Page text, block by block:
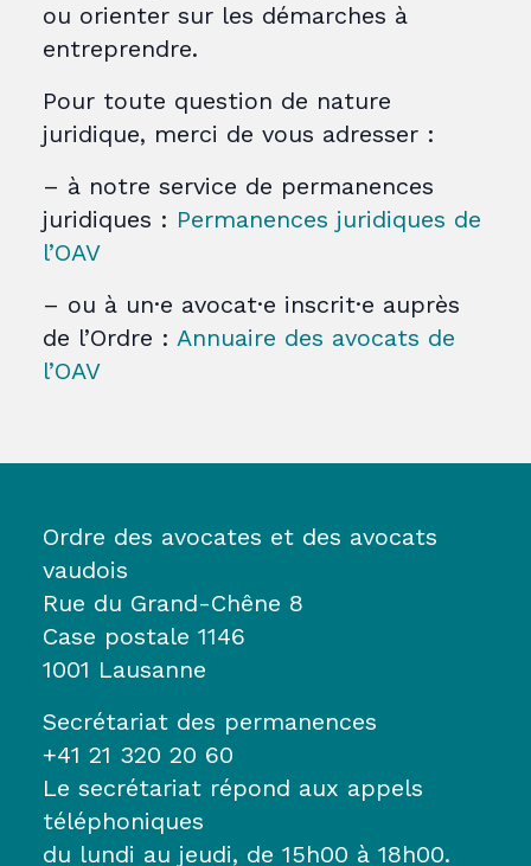
ou orienter sur les démarches à
entreprendre.
Pour toute question de nature
juridique, merci de vous adresser :
– à notre service de permanences
juridiques : Permanences juridiques de
l’OAV
– ou à un·e avocat·e inscrit·e auprès
de l’Ordre : Annuaire des avocats de
l’OAV
Ordre des avocates et des avocats
vaudois
Rue du Grand-Chêne 8
Case postale 1146
1001 Lausanne
Secrétariat des permanences
+41 21 320 20 60
Le secrétariat répond aux appels
téléphoniques
du lundi au jeudi, de 15h00 à 18h00.